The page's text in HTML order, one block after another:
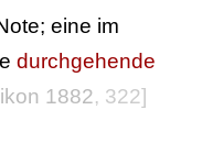
eine im
durchgehende
1882, 322]